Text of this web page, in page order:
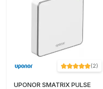
16,20,25
(2)
UPONOR SMATRIX PULSE